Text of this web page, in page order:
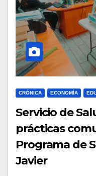
CRÓNICA ECONOMÍA
Servicio de
prácticas
Programa de
Javier